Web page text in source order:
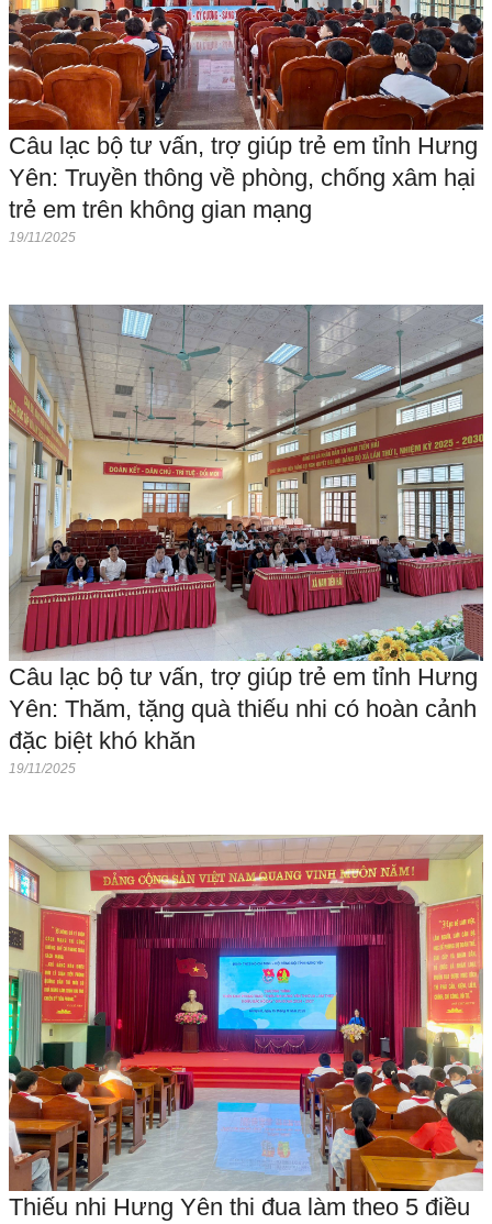
Câu lạc bộ tư vấn, trợ giúp trẻ em tỉnh Hưng
Yên: Truyền thông về phòng, chống xâm hại
trẻ em trên không gian mạng
19/11/2025
Câu lạc bộ tư vấn, trợ giúp trẻ em tỉnh Hưng
Yên: Thăm, tặng quà thiếu nhi có hoàn cảnh
đặc biệt khó khăn
19/11/2025
Thiếu nhi Hưng Yên thi đua làm theo 5 điều